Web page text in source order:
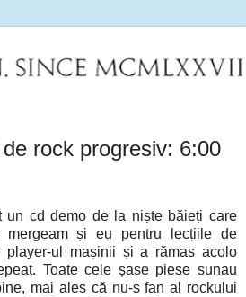
rock progresiv: 6:00
un cd demo de la niște băieți care
și eu pentru lecțiile de
player-ul mașinii și a rămas acolo
Toate cele șase piese sunau
mai ales că nu-s fan al rockului